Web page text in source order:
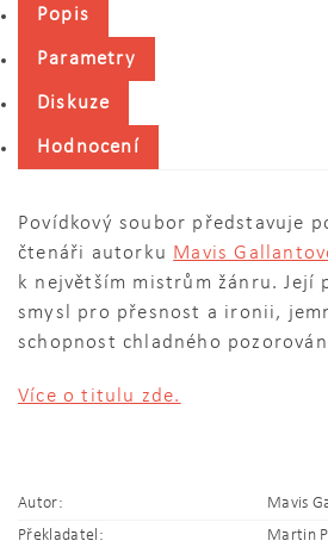
Popis
Parametry
Diskuze
Hodnocení
Povídkový soubor představuje
čtenáři autorku Mavis
k největším mistrům žánru. Její
smysl pro přesnost a ironii,
schopnost chladného
Více o titulu zde.
Autor:
Mavis
Překladatel:
Martin